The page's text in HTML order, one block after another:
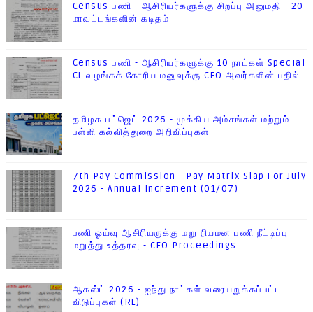
Census பணி - ஆசிரியர்களுக்கு சிறப்பு அனுமதி - 20
மாவட்டங்களின் கடிதம்
Census பணி - ஆசிரியர்களுக்கு 10 நாட்கள் Special
CL வழங்கக் கோரிய மனுவுக்கு CEO அவர்களின் பதில்
தமிழக பட்ஜெட் 2026 - முக்கிய அம்சங்கள் மற்றும்
பள்ளி கல்வித்துறை அறிவிப்புகள்
7th Pay Commission - Pay Matrix Slap For July
2026 - Annual Increment (01/07)
பணி ஓய்வு ஆசிரியருக்கு மறு நியமன பணி நீட்டிப்பு
மறுத்து உத்தரவு - CEO Proceedings
ஆகஸ்ட் 2026 - ஐந்து நாட்கள் வரையறுக்கப்பட்ட
விடுப்புகள் (RL)